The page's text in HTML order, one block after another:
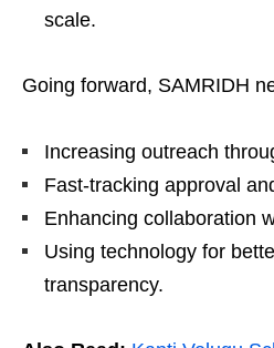
scale.
Going forward, SAMRIDH
Increasing outreach
Fast-tracking approval
Enhancing collaboration
Using technology for
transparency.